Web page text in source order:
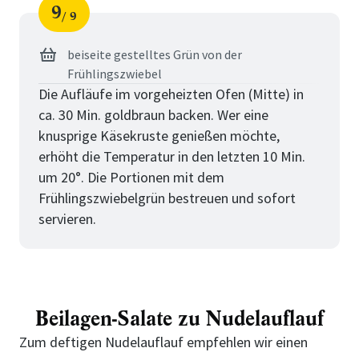
Schritt
9
von
9
beiseite gestelltes Grün von der
Frühlingszwiebel
Die Aufläufe im vorgeheizten Ofen (Mitte) in
ca. 30 Min. goldbraun backen. Wer eine
knusprige Käsekruste genießen möchte,
erhöht die Temperatur in den letzten 10 Min.
um 20°. Die Portionen mit dem
Frühlingszwiebelgrün bestreuen und sofort
servieren.
Beilagen-Salate zu Nudelauflauf
Zum deftigen Nudelauflauf empfehlen wir einen